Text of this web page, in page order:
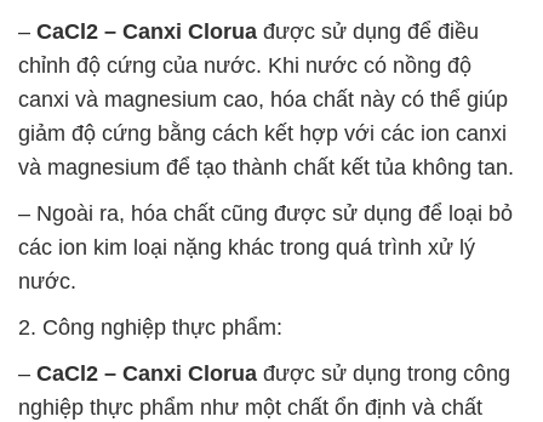
– CaCl2 – Canxi Clorua được sử dụng để điều
chỉnh độ cứng của nước. Khi nước có nồng độ
canxi và magnesium cao, hóa chất này có thể giúp
giảm độ cứng bằng cách kết hợp với các ion canxi
và magnesium để tạo thành chất kết tủa không tan.
– Ngoài ra, hóa chất cũng được sử dụng để loại bỏ
các ion kim loại nặng khác trong quá trình xử lý
nước.
2. Công nghiệp thực phẩm:
– CaCl2 – Canxi Clorua được sử dụng trong công
nghiệp thực phẩm như một chất ổn định và chất